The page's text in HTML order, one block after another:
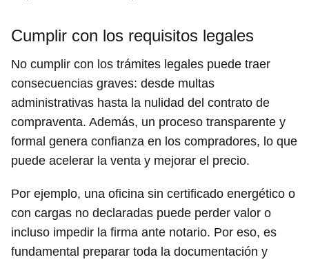
Cumplir con los requisitos legales
No cumplir con los trámites legales puede traer
consecuencias graves: desde multas
administrativas hasta la nulidad del contrato de
compraventa. Además, un proceso transparente y
formal genera confianza en los compradores, lo que
puede acelerar la venta y mejorar el precio.
Por ejemplo, una oficina sin certificado energético o
con cargas no declaradas puede perder valor o
incluso impedir la firma ante notario. Por eso, es
fundamental preparar toda la documentación y